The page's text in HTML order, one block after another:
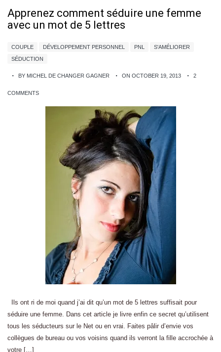
Apprenez comment séduire une femme
avec un mot de 5 lettres
COUPLE DÉVELOPPEMENT PERSONNEL PNL
S'AMÉLIORER
SÉDUCTION
BY MICHEL DE CHANGER GAGNER ON OCTOBER 19, 2013 2
COMMENTS
Ils ont ri de moi quand j’ai dit qu’un mot de 5 lettres suffisait pour
séduire une femme. Dans cet article je livre enfin ce secret qu’utilisent
tous les séducteurs sur le Net ou en vrai. Faites pâlir d’envie vos
collègues de bureau ou vos voisins quand ils verront la fille accrochée à
votre […]